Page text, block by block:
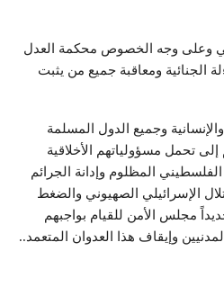
وعلى وجه الخصوص محكمة العدل
الجنائية ومعاقبة جميع من يثبت
وجميع الدول المسلمة
إلى تحمل مسؤولياتهم الأخلاقية
المظلوم وإدانة الجرائم
الإسرائيلي الصهيوني والضغط
مجلس الأمن للقيام بواجبهم
وإيقاف هذا العدوان المتعمد..